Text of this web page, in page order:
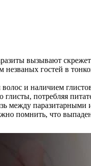
вызывают
гостей в
и наличием
потребляя
между
помнить, что